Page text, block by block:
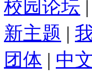
校园论坛 |
新主题 |
团体 | 中